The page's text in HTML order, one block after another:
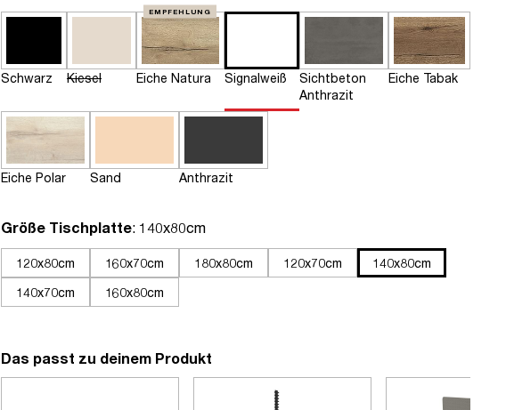
Schwarz Kiesel Eiche Natura
EMPFEHLUNG
Signalweiß
Sichtbeton
Anthrazit
Eiche Tabak
Eiche Polar Sand Anthrazit
Größe Tischplatteauswählen
: 140x80cm
120x80cm 160x70cm 180x80cm 120x70cm
140x80cm
140x70cm
160x80cm
Das passt zu deinem Produkt